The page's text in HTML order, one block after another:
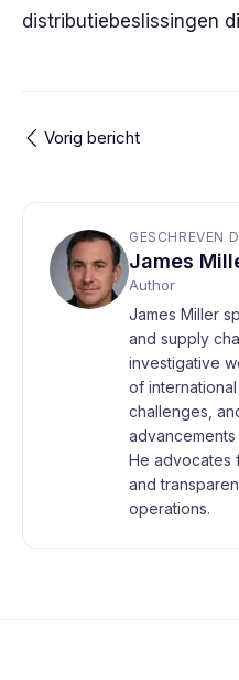
distributiebeslissingen
Vorig bericht
GESCHREVEN
James
Author
James Miller
and supply
investigative
of
challenges,
He advocates
and
operations.